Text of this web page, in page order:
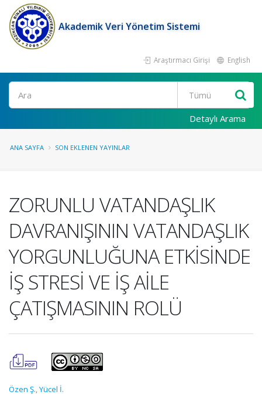
Akademik Veri Yönetim Sistemi
Araştırmacı Girişi English
Ara
Detaylı Arama
ANA SAYFA SON EKLENEN YAYINLAR
ZORUNLU VATANDAŞLIK
DAVRANIŞININ VATANDAŞLIK
YORGUNLUĞUNA ETKİSİNDE
İŞ STRESİ VE İŞ AİLE
ÇATIŞMASININ ROLÜ
Özen Ş.,Yücel İ.